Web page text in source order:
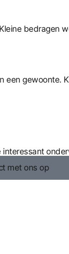
bedragen
gewoonte.
met ons op